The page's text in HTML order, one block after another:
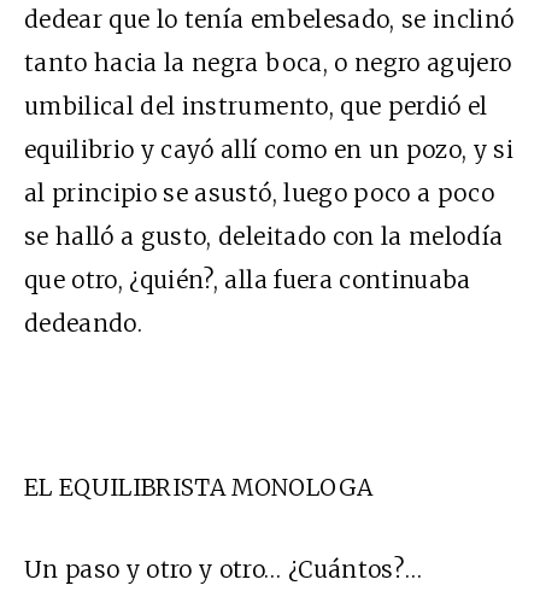
dedear que lo tenía embelesado, se inclinó
tanto hacia la negra boca, o negro agujero
umbilical del instrumento, que perdió el
equilibrio y cayó allí como en un pozo, y si
al principio se asustó, luego poco a poco
se halló a gusto, deleitado con la melodía
que otro, ¿quién?, alla fuera continuaba
dedeando.
EL EQUILIBRISTA MONOLOGA
Un paso y otro y otro… ¿Cuántos?…